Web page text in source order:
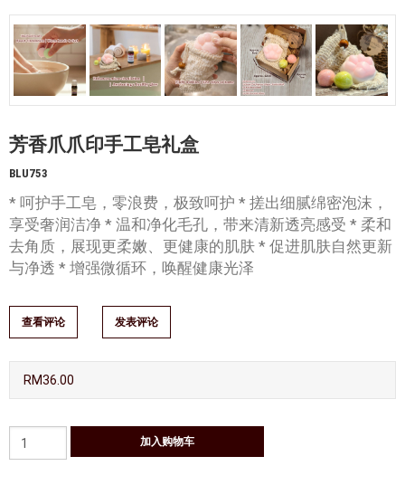
芳香爪爪印手工皂礼盒
BLU753
* 呵护手工皂，零浪费，极致呵护 * 搓出细腻绵密泡沫，
享受奢润洁净 * 温和净化毛孔，带来清新透亮感受 * 柔和
去角质，展现更柔嫩、更健康的肌肤 * 促进肌肤自然更新
与净透 * 增强微循环，唤醒健康光泽
查看评论 发表评论
RM36.00